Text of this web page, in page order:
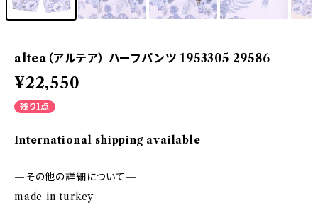
altea（アルテア） ハーフパンツ 1953305 29586
¥22,550
残り1点
International shipping available
—その他の詳細について—
made in turkey